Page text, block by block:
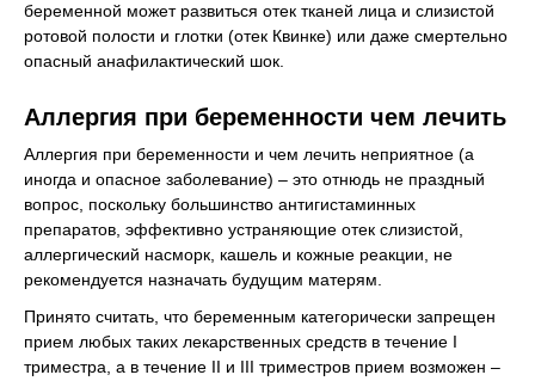
беременной может развиться отек тканей лица и слизистой
ротовой полости и глотки (отек Квинке) или даже смертельно
опасный анафилактический шок.
Аллергия при беременности чем лечить
Аллергия при беременности и чем лечить неприятное (а
иногда и опасное заболевание) – это отнюдь не праздный
вопрос, поскольку большинство антигистаминных
препаратов, эффективно устраняющие отек слизистой,
аллергический насморк, кашель и кожные реакции, не
рекомендуется назначать будущим матерям.
Принято считать, что беременным категорически запрещен
прием любых таких лекарственных средств в течение I
триместра, а в течение II и III триместров прием возможен –